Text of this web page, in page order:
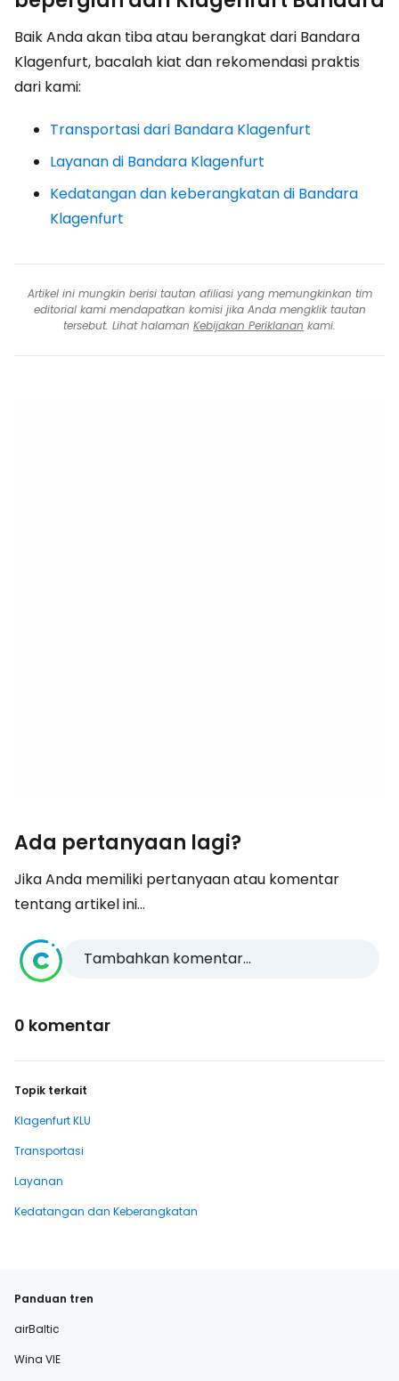
Baik Anda akan tiba atau berangkat dari Bandara
Klagenfurt, bacalah kiat dan rekomendasi praktis
dari kami:
Transportasi dari Bandara Klagenfurt
Layanan di Bandara Klagenfurt
Kedatangan dan keberangkatan di Bandara
Klagenfurt
Artikel ini mungkin berisi tautan afiliasi yang memungkinkan tim
editorial kami mendapatkan komisi jika Anda mengklik tautan
tersebut. Lihat halaman Kebijakan Periklanan kami.
Ada pertanyaan lagi?
Jika Anda memiliki pertanyaan atau komentar
tentang artikel ini...
Tambahkan komentar...
0 komentar
Topik terkait
Klagenfurt KLU
Transportasi
Layanan
Kedatangan dan Keberangkatan
Panduan tren
airBaltic
Wina VIE